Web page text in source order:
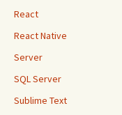
React
React Native
Server
SQL Server
Sublime Text